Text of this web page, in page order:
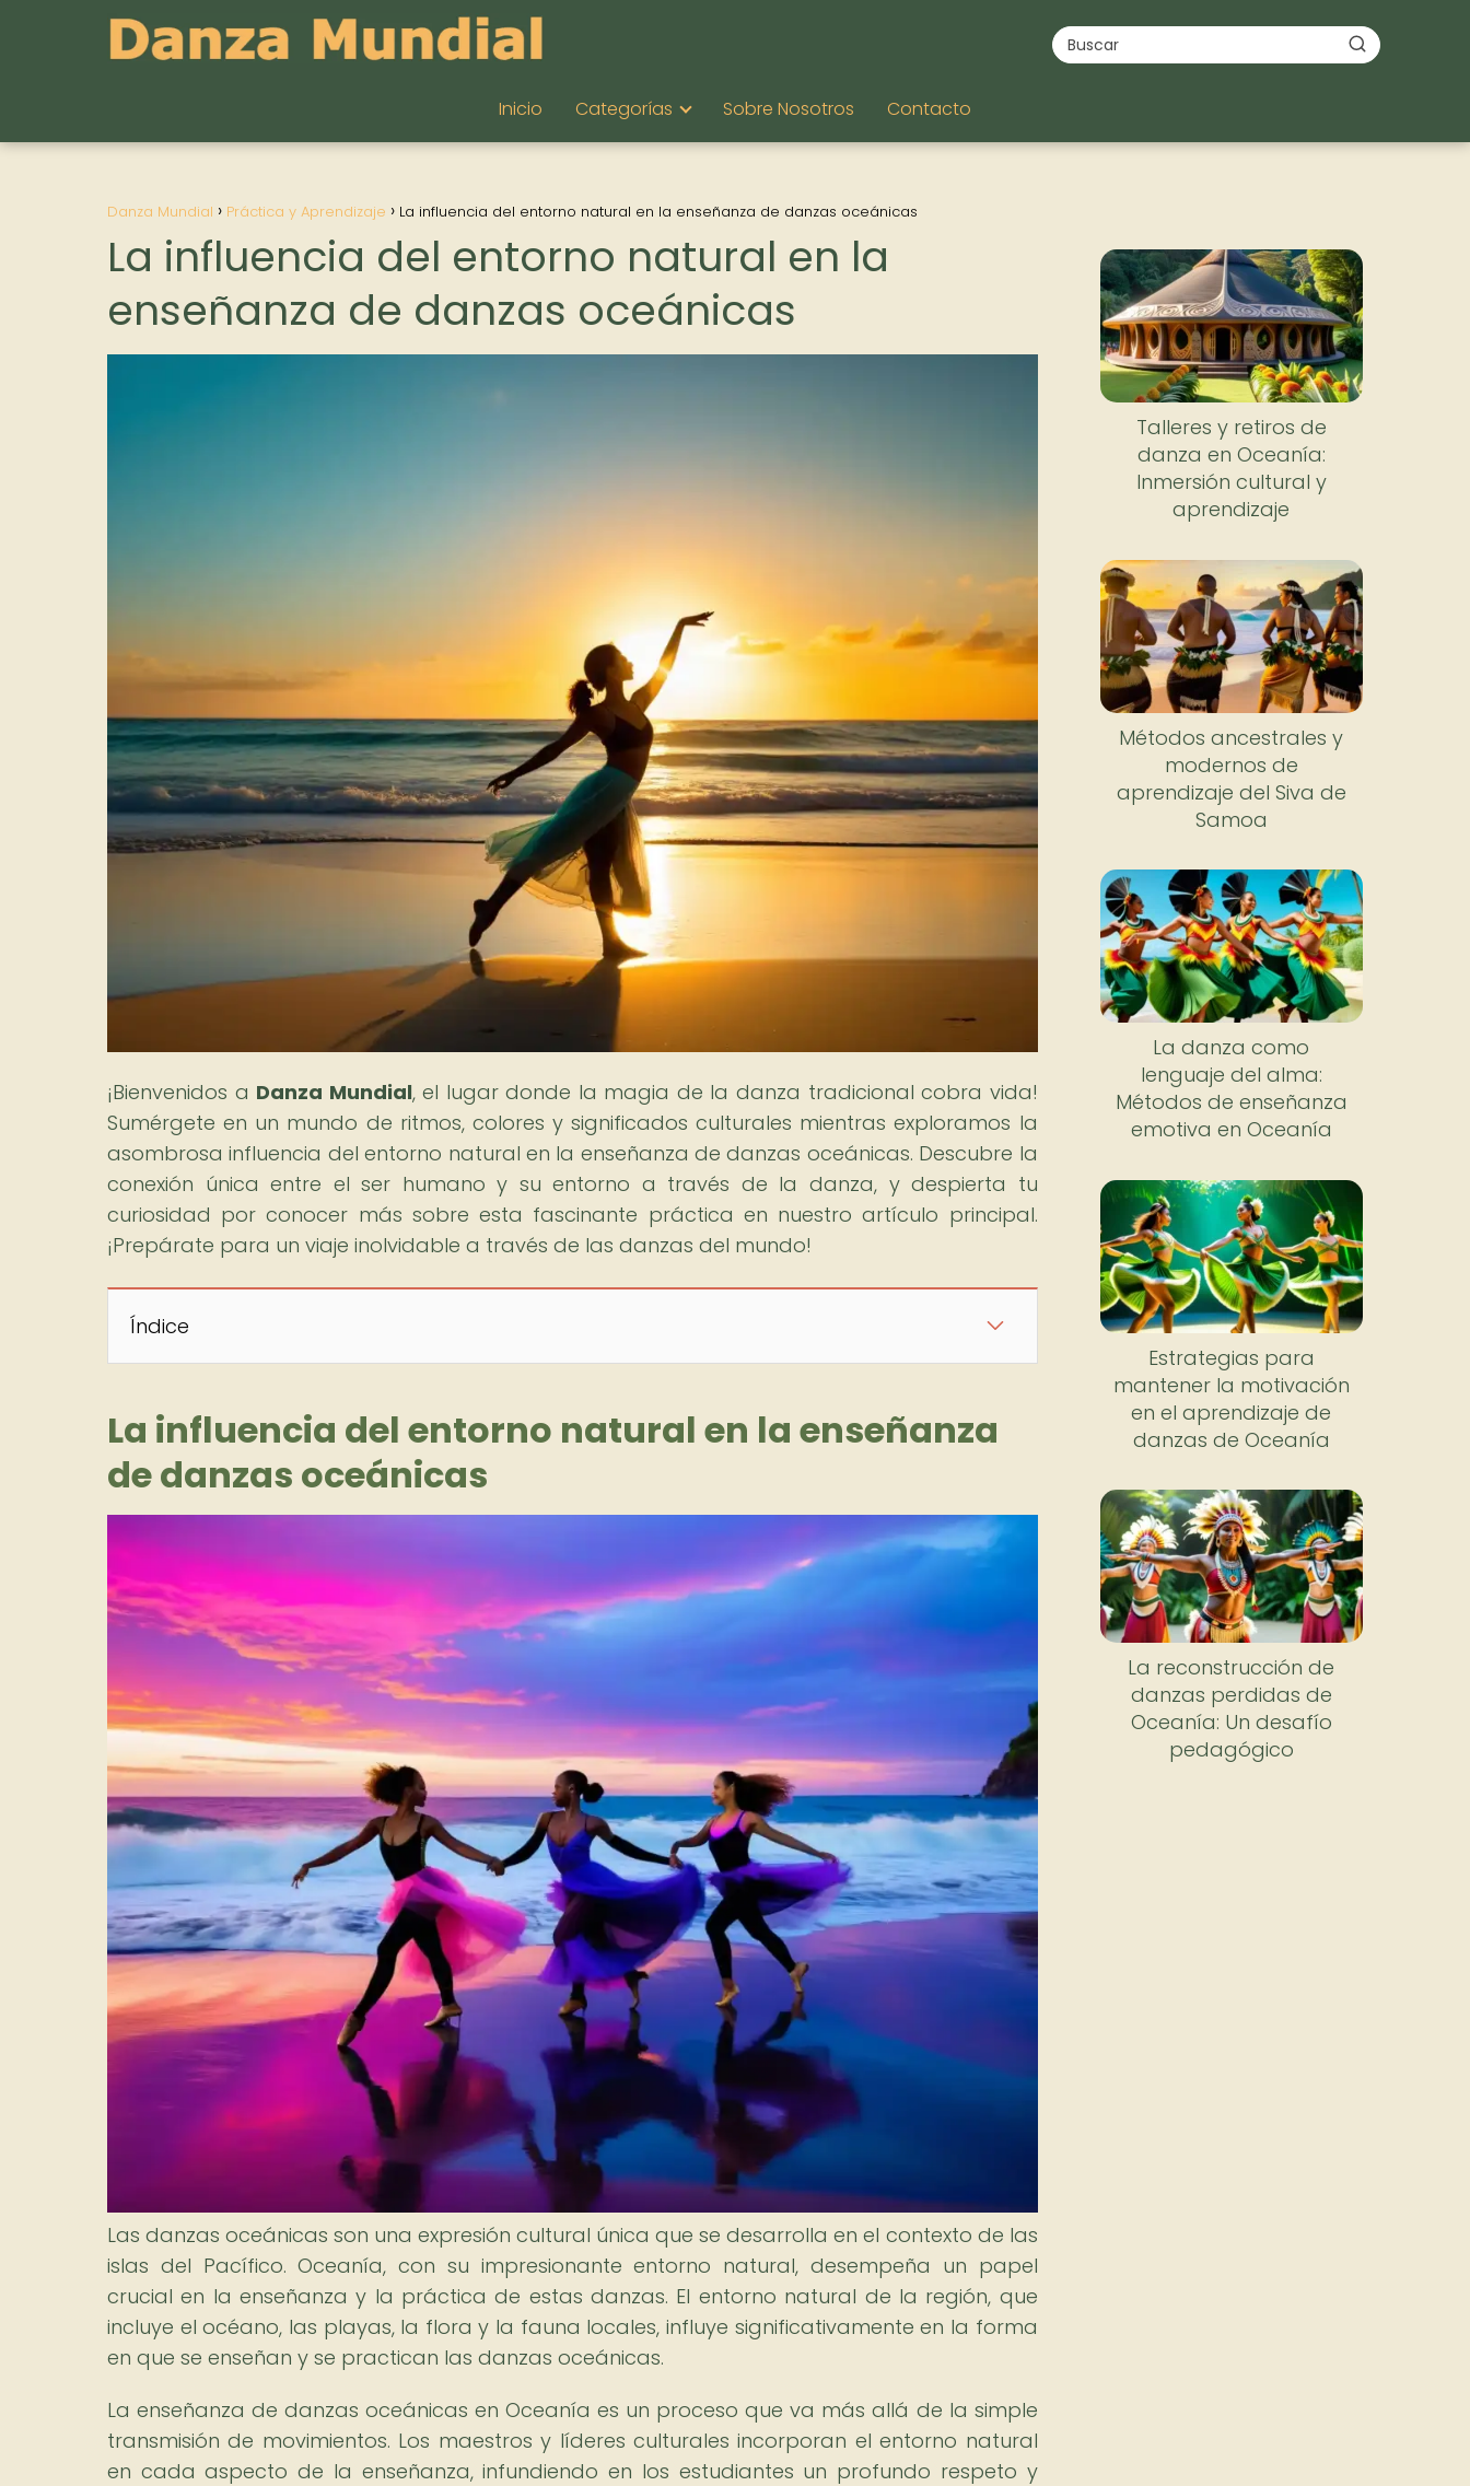
Inicio Categorías Sobre Nosotros Contacto
Danza Mundial Práctica y Aprendizaje La influencia del entorno natural en la enseñanza de danzas oceánicas
La influencia del entorno natural en la
enseñanza de danzas oceánicas
¡Bienvenidos a Danza Mundial, el lugar donde la magia de la danza tradicional cobra vida!
Sumérgete en un mundo de ritmos, colores y significados culturales mientras exploramos la
asombrosa influencia del entorno natural en la enseñanza de danzas oceánicas. Descubre la
conexión única entre el ser humano y su entorno a través de la danza, y despierta tu
curiosidad por conocer más sobre esta fascinante práctica en nuestro artículo principal.
¡Prepárate para un viaje inolvidable a través de las danzas del mundo!
Índice
La influencia del entorno natural en la enseñanza
de danzas oceánicas
Las danzas oceánicas son una expresión cultural única que se desarrolla en el contexto de las
islas del Pacífico. Oceanía, con su impresionante entorno natural, desempeña un papel
crucial en la enseñanza y la práctica de estas danzas. El entorno natural de la región, que
incluye el océano, las playas, la flora y la fauna locales, influye significativamente en la forma
en que se enseñan y se practican las danzas oceánicas.
La enseñanza de danzas oceánicas en Oceanía es un proceso que va más allá de la simple
transmisión de movimientos. Los maestros y líderes culturales incorporan el entorno natural
en cada aspecto de la enseñanza, infundiendo en los estudiantes un profundo respeto y
Talleres y retiros de
danza en Oceanía:
Inmersión cultural y
aprendizaje
Métodos ancestrales y
modernos de
aprendizaje del Siva de
Samoa
La danza como
lenguaje del alma:
Métodos de enseñanza
emotiva en Oceanía
Estrategias para
mantener la motivación
en el aprendizaje de
danzas de Oceanía
La reconstrucción de
danzas perdidas de
Oceanía: Un desafío
pedagógico